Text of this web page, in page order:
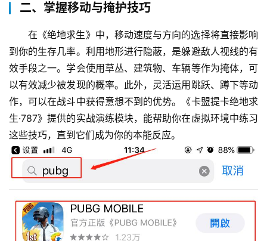
二、掌握移动与掩护技巧
在《绝地求生》中，移动速度与方向的选择将直接影响
到你的生存几率。利用地形进行隐蔽，是躲避敌人视线的有
效手段之一。学会使用草丛、建筑物、车辆等作为掩体，可
以有效减少被发现的概率。此外，灵活运用跳跃、蹲下等动
作，可以在战斗中获得意想不到的优势。《卡盟提卡绝地求
生·787》提供的实战演练模块，能帮助你在虚拟环境中练习
这些技巧，直到它们成为你的本能反应。